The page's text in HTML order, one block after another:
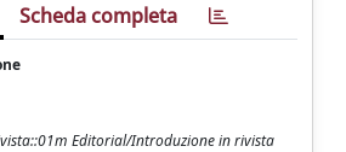
Scheda completa
Editorial/Introduzione in rivista